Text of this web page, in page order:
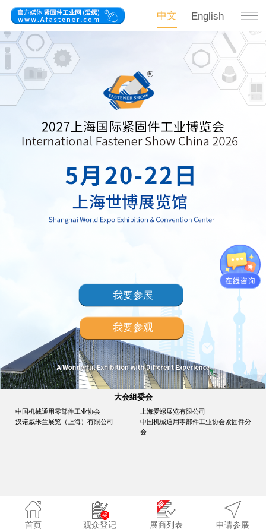
中文 English
我要参展
我要参观
大会组委会
中国机械通用零部件工业协会
上海爱螺展览有限公司
汉诺威米兰展览（上海）有限公司
中国机械通用零部件工业协会紧固件分
会
首页 观众登记 展商列表 申请参展